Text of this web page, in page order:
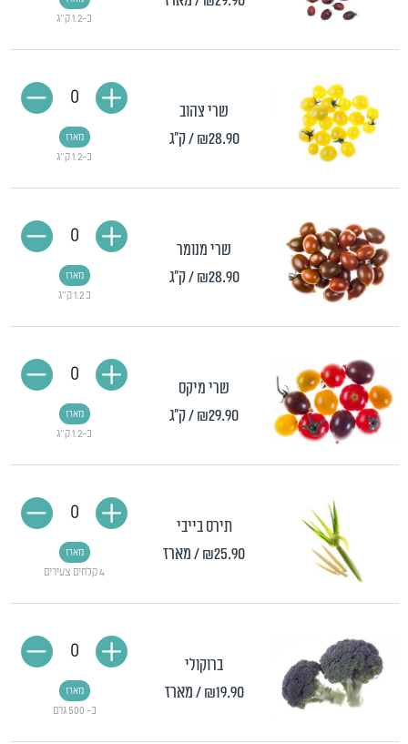
כ-1.2 ק"ג
שרי צהוב
₪28.90 / ק"ג
כ-1.2 ק"ג
מארז
0
שרי מנומר
₪28.90 / ק"ג
כ 1.2 ק"ג
מארז
0
שרי מיקס
₪29.90/ ק"ג
כ-1.2 ק"ג
מארז
0
תירס בייבי
₪25.90/ מארז
4 קלחים צעירים
מארז
0
ברוקולי
₪19.90 / מארז
כ- 500 גרם
מארז
0